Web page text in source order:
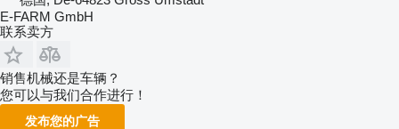
E-FARM GmbH
联系卖方
销售机械还是车辆？
您可以与我们合作进行！
发布您的广告